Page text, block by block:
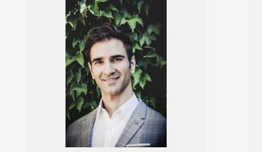
Mittwoch 19 Aug. 2026